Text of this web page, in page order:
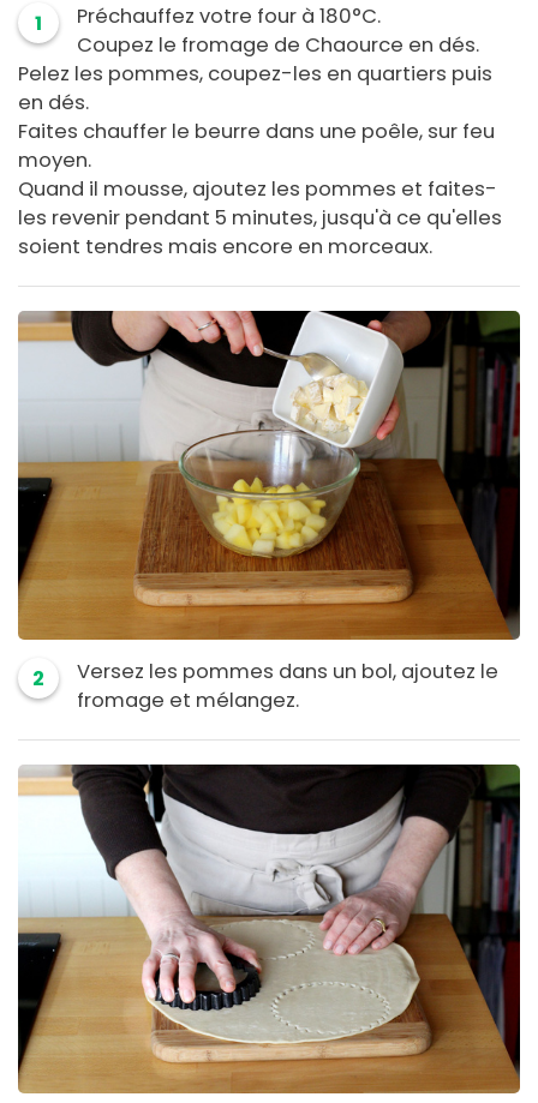
1
Préchauffez votre four à 180°C.
Coupez le fromage de Chaource en dés.
Pelez les pommes, coupez-les en quartiers puis
en dés.
Faites chauffer le beurre dans une poêle, sur feu
moyen.
Quand il mousse, ajoutez les pommes et faites-
les revenir pendant 5 minutes, jusqu'à ce qu'elles
soient tendres mais encore en morceaux.
2
Versez les pommes dans un bol, ajoutez le
fromage et mélangez.